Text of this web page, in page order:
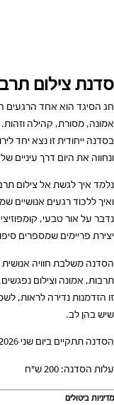
סדנת צילום
חג הסיגד הוא אחד הרגעים
אמונה, מסורת, קהילה וזהות.
בסדנה ייחודית זו נצא יחד
ונחווה את היום דרך עיניים
נלמד איך לגשת אל צילום
ואיך ללכוד רגעים אנושיים
נדבר על אור טבעי,
יצירת פריימים שמספרים
הסדנה משלבת חוויה
תרבות, אמונה וצילום נפגשים.
זו הזדמנות נדירה לראות,
שיש בהן לב.
הסדנה תתקיים ביום שני 9.11.2026 בשעות 10:00-12:30 בירושלים
עלות הסדנה: 200 ש"ח
מדיניות ביטולים